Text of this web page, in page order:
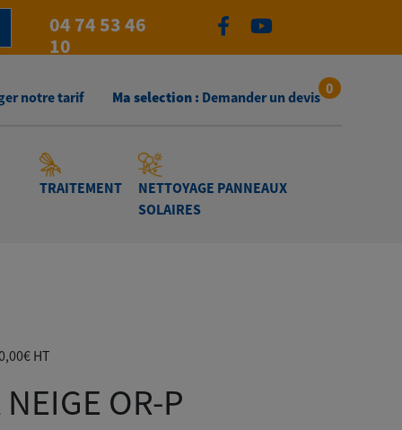
04 74 53 46
10
notre tarif Ma selection : Demander un devis 0
TRAITEMENT
NETTOYAGE PANNEAUX
SOLAIRES
€Plage
prix :
7
HT
OR-P